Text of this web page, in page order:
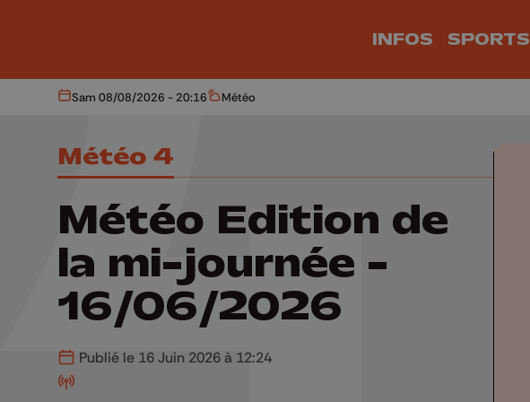
INFOS SPORTS
Aujourd'hui
Sam 08/08/2026 - 20:16 Météo
Météo
Météo 4
Météo Edition de
la mi-journée -
16/06/2026
Publié le 16 Juin 2026 à 12:24